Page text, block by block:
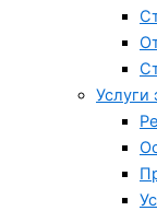
Услуги